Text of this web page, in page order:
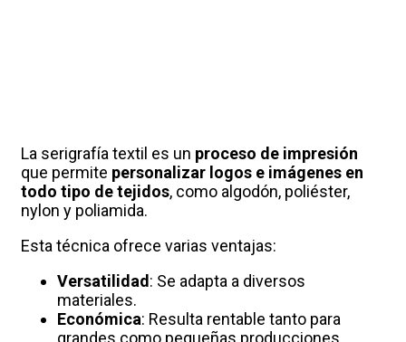
La serigrafía textil es un proceso de impresión
que permite personalizar logos e imágenes en
todo tipo de tejidos, como algodón, poliéster,
nylon y poliamida.
Esta técnica ofrece varias ventajas:
Versatilidad : Se adapta a diversos
materiales.
Económica: Resulta rentable tanto para
grandes como pequeñas producciones.